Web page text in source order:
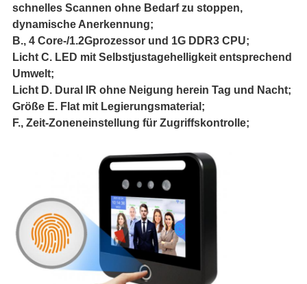
schnelles Scannen ohne Bedarf zu stoppen,
dynamische Anerkennung;
B., 4 Core-/1.2Gprozessor und 1G DDR3 CPU;
Licht C. LED mit Selbstjustagehelligkeit entsprechend
Umwelt;
Licht D. Dural IR ohne Neigung herein Tag und Nacht;
Größe E. Flat mit Legierungsmaterial;
F., Zeit-Zoneneinstellung für Zugriffskontrolle;